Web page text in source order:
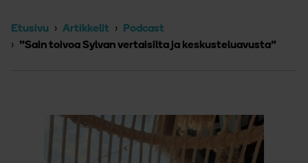
Etusivu Artikkelit
Podcast
”Sain toivoa Sylvan vertaisilta ja keskusteluavusta”